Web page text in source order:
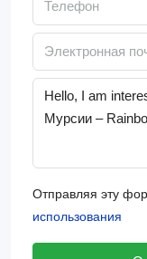
Отправляя эту
использования